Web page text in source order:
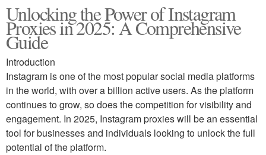
Unlocking the Power of Instagram
Proxies in 2025: A Comprehensive
Guide
Introduction
Instagram is one of the most popular social media platforms
in the world, with over a billion active users. As the platform
continues to grow, so does the competition for visibility and
engagement. In 2025, Instagram proxies will be an essential
tool for businesses and individuals looking to unlock the full
potential of the platform.